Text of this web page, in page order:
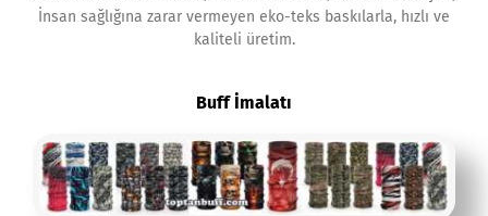
İnsan sağlığına zarar vermeyen eko-teks baskılarla, hızlı ve
kaliteli üretim.
Buff İmalatı